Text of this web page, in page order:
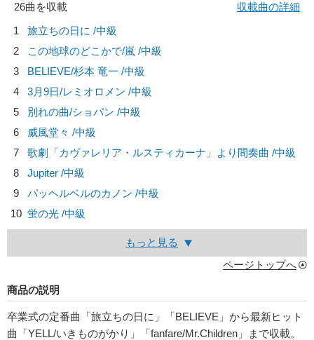
26曲を収載
収載曲の詳細
1
旅立ちの日に /中級
2
この地球のどこかで/嵐 /中級
3
BELIEVE/杉本 竜一 /中級
4
3月9日/レミオロメン /中級
5
別れの曲/ショパン /中級
6
威風堂々 /中級
7
歌劇「カヴァレリア・ルスティカーナ」より間奏曲 /中級
8
Jupiter /中級
9
パッヘルベルのカノン /中級
10 蛍の光 /中級
もっと見る
ページトップへ
商品の説明
卒業式の定番曲「旅立ちの日に」「BELIEVE」から最新ヒット
曲「YELL/いきものがかり」「fanfare/Mr.Children」まで収載。